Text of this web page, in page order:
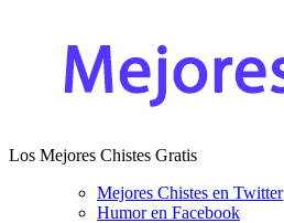
Los Mejores Chistes Gratis
Mejores Chistes en Twitter
Humor en Facebook